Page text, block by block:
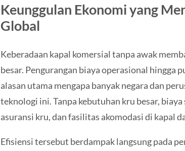
Keunggulan Ekonomi yang
Global
Keberadaan kapal komersial tanpa awak
besar. Pengurangan biaya operasional hingga
alasan utama mengapa banyak negara dan
teknologi ini. Tanpa kebutuhan kru besar,
asuransi kru, dan fasilitas akomodasi di kapal
Efisiensi tersebut berdampak langsung pada